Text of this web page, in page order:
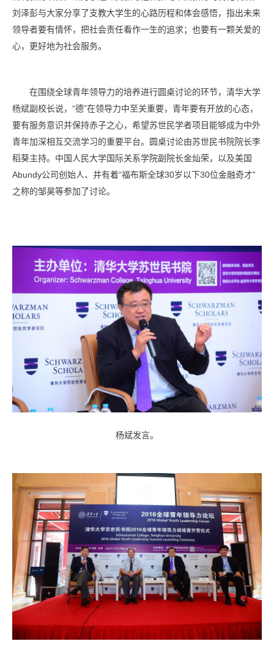
刘泽彭与大家分享了支教大学生的心路历程和体会感悟，指出未来
领导者要有情怀，把社会责任看作一生的追求；也要有一颗关爱的
心，更好地为社会服务。
在围绕全球青年领导力的培养进行圆桌讨论的环节，清华大学
杨斌副校长说，“德”在领导力中至关重要，青年要有开放的心态，
要有服务意识并保持赤子之心，希望苏世民学者项目能够成为中外
青年加深相互交流学习的重要平台。圆桌讨论由苏世民书院院长李
稻葵主持。中国人民大学国际关系学院副院长金灿荣，以及美国
Abundy公司创始人、并有着“福布斯全球30岁以下30位金融奇才”
之称的邹昊等参加了讨论。
杨斌发言。